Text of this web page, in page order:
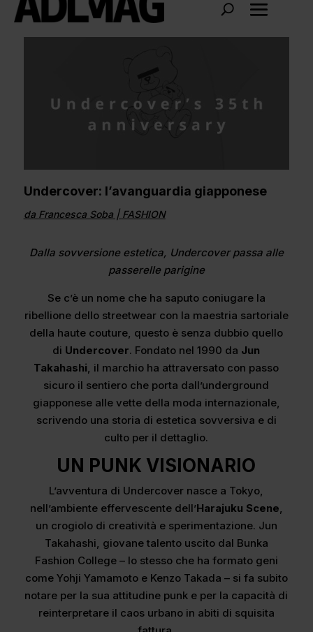
Undercover: l’avanguardia giapponese
da Francesca Soba| FASHION
Dalla sovversione estetica, Undercover passa alle
passerelle parigine
Se c’è un nome che ha saputo coniugare la
ribellione dello streetwear con la maestria sartoriale
della haute couture, questo è senza dubbio quello
di Undercover. Fondato nel 1990 da Jun
Takahashi, il marchio ha attraversato con passo
sicuro il sentiero che porta dall’underground
giapponese alle vette della moda internazionale,
scrivendo una storia di estetica sovversiva e di
culto per il dettaglio.
UN PUNK VISIONARIO
L’avventura di Undercover nasce a Tokyo,
nell’ambiente effervescente dell’Harajuku Scene,
un crogiolo di creatività e sperimentazione. Jun
Takahashi, giovane talento uscito dal Bunka
Fashion College – lo stesso che ha formato geni
come Yohji Yamamoto e Kenzo Takada – si fa subito
notare per la sua attitudine punk e per la capacità di
reinterpretare il caos urbano in abiti di squisita